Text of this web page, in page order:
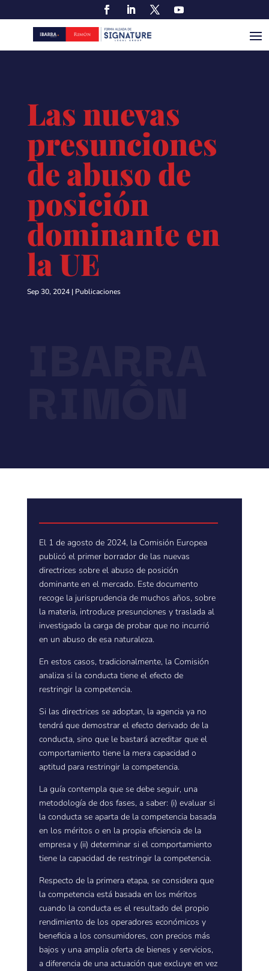
Las nuevas
presunciones
de abuso de
posición
dominante en
la UE
Sep 30, 2024| Publicaciones
El 1 de agosto de 2024, la Comisión Europea
publicó el primer borrador de las nuevas
directrices sobre el abuso de posición
dominante en el mercado. Este documento
recoge la jurisprudencia de muchos años, sobre
la materia, introduce presunciones y traslada al
investigado la carga de probar que no incurrió
en un abuso de esa naturaleza.
En estos casos, tradicionalmente, la Comisión
analiza si la conducta tiene el efecto de
restringir la competencia.
Si las directrices se adoptan, la agencia ya no
tendrá que demostrar el efecto derivado de la
conducta, sino que le bastará acreditar que el
comportamiento tiene la mera capacidad o
aptitud para restringir la competencia.
La guía contempla que se debe seguir, una
metodología de dos fases, a saber: (i) evaluar si
la conducta se aparta de la competencia basada
en los méritos o en la propia eficiencia de la
empresa y (ii) determinar si el comportamiento
tiene la capacidad de restringir la competencia.
Respecto de la primera etapa, se considera que
la competencia está basada en los méritos
cuando la conducta es el resultado del propio
rendimiento de los operadores económicos y
beneficia a los consumidores, con precios más
bajos y una amplia oferta de bienes y servicios,
a diferencia de una actuación que excluye en vez